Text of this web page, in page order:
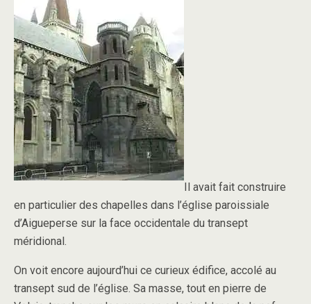
Il avait fait construire
en particulier des chapelles dans l’église paroissiale
d’Aigueperse sur la face occidentale du transept
méridional.
On voit encore aujourd’hui ce curieux édifice, accolé au
transept sud de l’église. Sa masse, tout en pierre de